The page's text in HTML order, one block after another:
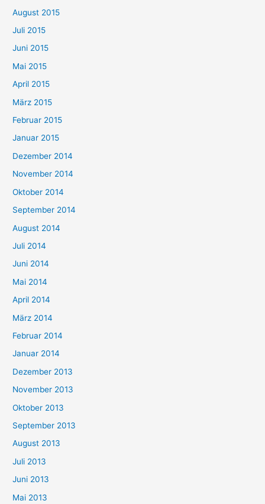
August 2015
Juli 2015
Juni 2015
Mai 2015
April 2015
März 2015
Februar 2015
Januar 2015
Dezember 2014
November 2014
Oktober 2014
September 2014
August 2014
Juli 2014
Juni 2014
Mai 2014
April 2014
März 2014
Februar 2014
Januar 2014
Dezember 2013
November 2013
Oktober 2013
September 2013
August 2013
Juli 2013
Juni 2013
Mai 2013